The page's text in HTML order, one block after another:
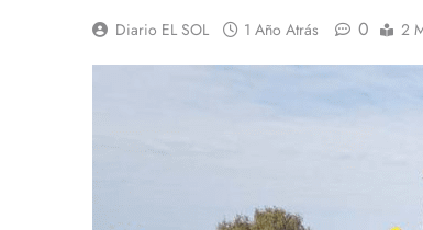
Diario EL SOL 1 Año Atrás 0 2